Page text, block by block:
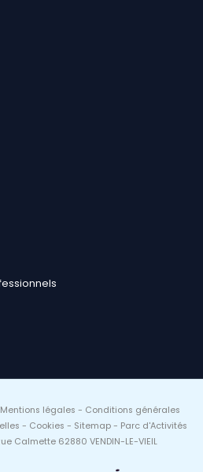
Mentions légales - Conditions générales
- Cookies - Sitemap - Parc d'Activités
Calmette 62880 VENDIN-LE-VIEIL